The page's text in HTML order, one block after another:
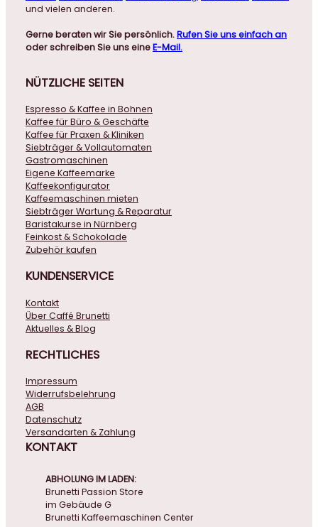
und vielen anderen.
Gerne beraten wir Sie persönlich.Rufen Sie uns einfach an
oder schreiben Sie uns eineE-Mail.
NÜTZLICHE SEITEN
Espresso & Kaffee in Bohnen
Kaffee für Büro & Geschäfte
Kaffee für Praxen & Kliniken
Siebträger & Vollautomaten
Gastromaschinen
Eigene Kaffeemarke
Kaffeekonfigurator
Kaffeemaschinen mieten
Siebträger Wartung & Reparatur
Baristakurse in Nürnberg
Feinkost & Schokolade
Zubehör kaufen
KUNDENSERVICE
Kontakt
Über Caffé Brunetti
Aktuelles & Blog
RECHTLICHES
Impressum
Widerrufsbelehrung
AGB
Datenschutz
Versandarten & Zahlung
KONTAKT
ABHOLUNG IM LADEN:
Brunetti Passion Store
im Gebäude G
Brunetti Kaffeemaschinen Center